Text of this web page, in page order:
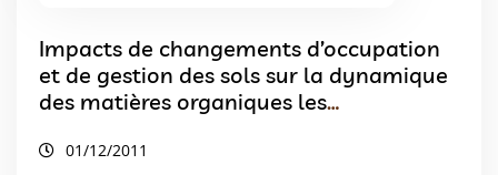
Impacts de changements d’occupation
et de gestion des sols sur la dynamique
des matières organiques les
de carbone et d’azote
01/12/2011